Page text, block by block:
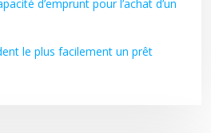
d’emprunt pour l’achat d’un
le plus facilement un prêt